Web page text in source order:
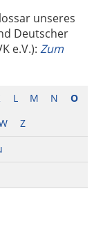
unseres
Deutscher
e.V.):Zum
L M N
O
Z